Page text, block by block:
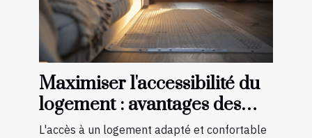
Maximiser l'accessibilité du
logement : avantages des
aménagements préventifs
L'accès à un logement adapté et confortable